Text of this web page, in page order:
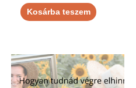
Kosárba teszem